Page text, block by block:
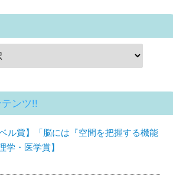
ンツ!!
ル賞】「脳には『空間を把握する機能
学・医学賞】